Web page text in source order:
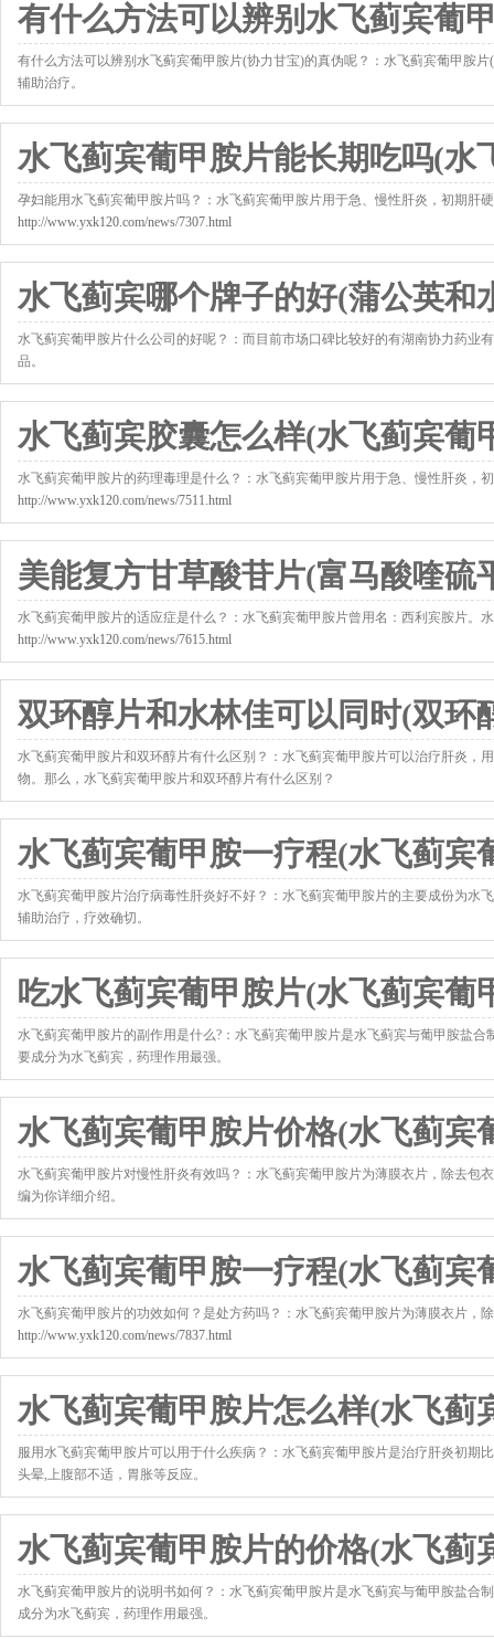
有什么方法可以辨别水飞蓟宾葡
有什么方法可以辨别水飞蓟宾葡甲胺片(协力甘宝)的真伪呢？：水飞蓟宾葡甲胺
辅助治疗。
http://www.yxk120.com/news/7103.html
水飞蓟宾葡甲胺片能长期吃吗(水
孕妇能用水飞蓟宾葡甲胺片吗？：水飞蓟宾葡甲胺片用于急、慢性肝炎，初期
http://www.yxk120.com/news/7307.html
水飞蓟宾哪个牌子的好(蒲公英和
水飞蓟宾葡甲胺片什么公司的好呢？：而目前市场口碑比较好的有湖南协力药
品。
http://www.yxk120.com/news/7458.html
水飞蓟宾胶囊怎么样(水飞蓟宾葡
水飞蓟宾葡甲胺片的药理毒理是什么？：水飞蓟宾葡甲胺片用于急、慢性肝炎
http://www.yxk120.com/news/7511.html
美能复方甘草酸苷片(富马酸喹硫
水飞蓟宾葡甲胺片的适应症是什么？：水飞蓟宾葡甲胺片曾用名：西利宾胺片。
http://www.yxk120.com/news/7615.html
双环醇片和水林佳可以同时(双环
水飞蓟宾葡甲胺片和双环醇片有什么区别？：水飞蓟宾葡甲胺片可以治疗肝炎
物。那么，水飞蓟宾葡甲胺片和双环醇片有什么区别？
http://www.yxk120.com/news/7630.html
水飞蓟宾葡甲胺一疗程(水飞蓟宾
水飞蓟宾葡甲胺片治疗病毒性肝炎好不好？：水飞蓟宾葡甲胺片的主要成份为
辅助治疗，疗效确切。
http://www.yxk120.com/news/7651.html
吃水飞蓟宾葡甲胺片(水飞蓟宾葡
水飞蓟宾葡甲胺片的副作用是什么?：水飞蓟宾葡甲胺片是水飞蓟宾与葡甲胺盐
要成分为水飞蓟宾，药理作用最强。
http://www.yxk120.com/news/7661.html
水飞蓟宾葡甲胺片价格(水飞蓟宾
水飞蓟宾葡甲胺片对慢性肝炎有效吗？：水飞蓟宾葡甲胺片为薄膜衣片，除去
编为你详细介绍。
http://www.yxk120.com/news/7692.html
水飞蓟宾葡甲胺一疗程(水飞蓟宾
水飞蓟宾葡甲胺片的功效如何？是处方药吗？：水飞蓟宾葡甲胺片为薄膜衣片
http://www.yxk120.com/news/7837.html
水飞蓟宾葡甲胺片怎么样(水飞蓟
服用水飞蓟宾葡甲胺片可以用于什么疾病？：水飞蓟宾葡甲胺片是治疗肝炎初
头晕,上腹部不适，胃胀等反应。
http://www.yxk120.com/news/7872.html
水飞蓟宾葡甲胺片的价格(水飞蓟
水飞蓟宾葡甲胺片的说明书如何？：水飞蓟宾葡甲胺片是水飞蓟宾与葡甲胺盐
成分为水飞蓟宾，药理作用最强。
http://www.yxk120.com/news/7885.html